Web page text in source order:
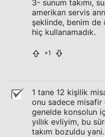
3- sunum takımı,
amerikan servis
şeklinde, benim de
hiç kullanamadık.
+1
1 tane 12 kişilik
onu sadece misafir
genelde konsolun
yıllık evliyim, bu
takım bozuldu yani.